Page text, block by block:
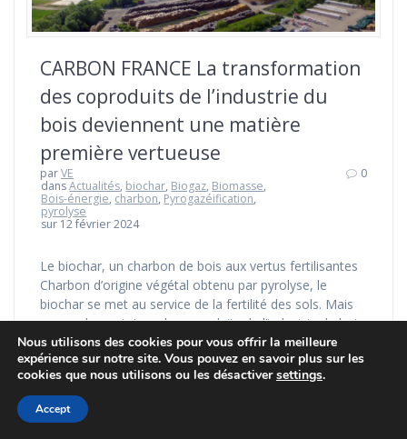
CARBON FRANCE La transformation
des coproduits de l’industrie du
bois deviennent une matière
première vertueuse
parVE
dansActualités, biochar, Biogaz, Biomasse,
Bois-énergie, charbon, Pyrogazéification,
pyrolyse
sur 12 février 2024
0
Le biochar, un charbon de bois aux vertus fertilisantes
Charbon d’origine végétal obtenu par pyrolyse, le
biochar se met au service de la fertilité des sols. Mais
pas seulement. Issu de coproduits de l’industrie du bois,
il participe à adapter les sols au changement climatique
et en améliore le reverdissement. Carbo France,
spécialiste du charbon…
Lire la suite
Nous utilisons des cookies pour vous offrir la meilleure
expérience sur notre site. Vous pouvez en savoir plus sur les
cookies que nous utilisons ou les désactiversettings.
Accept